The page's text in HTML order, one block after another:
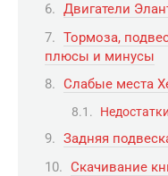
Двигатели
Тормоза,
плюсы и минусы
Слабые места
Задняя
Скачивание